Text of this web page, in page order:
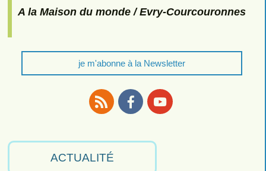
A la Maison du monde / Evry-Courcouronnes
je m'abonne à la Newsletter
ACTUALITÉ